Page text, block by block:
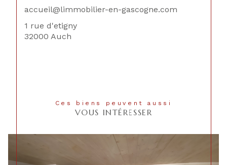
accueil@limmobilier-en-gascogne.com
1 rue d'etigny
32000 Auch
Ces biens peuvent aussi
VOUS INTÉRESSER